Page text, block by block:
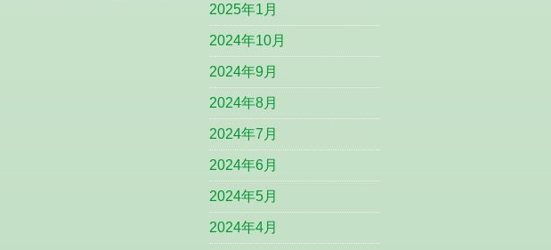
2025年1月
2024年10月
2024年9月
2024年8月
2024年7月
2024年6月
2024年5月
2024年4月